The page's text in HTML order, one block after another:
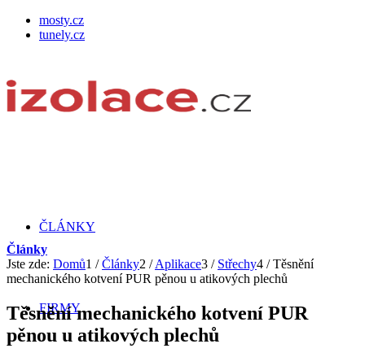
mosty.cz
tunely.cz
ČLÁNKY
FIRMY
Články
Jste zde: Domů1 / Články2 / Aplikace3 / Střechy4 / Těsnění
mechanického kotvení PUR pěnou u atikových plechů
Těsnění mechanického kotvení PUR
pěnou u atikových plechů